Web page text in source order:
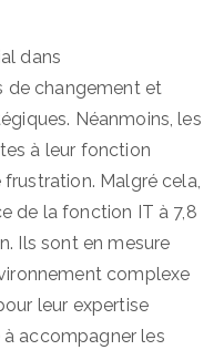
dans
de changement et
Néanmoins, les
à leur fonction
Malgré cela,
de la fonction IT à 7,8
Ils sont en mesure
complexe
leur expertise
accompagner les